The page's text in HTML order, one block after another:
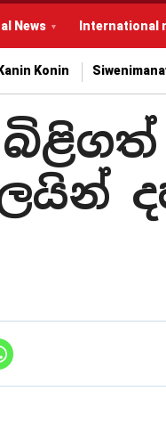
News International
Konin